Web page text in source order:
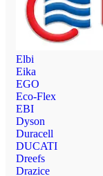
Elbi
Eika
EGO
Eco-Flex
EBI
Dyson
Duracell
DUCATI
Dreefs
Drazice